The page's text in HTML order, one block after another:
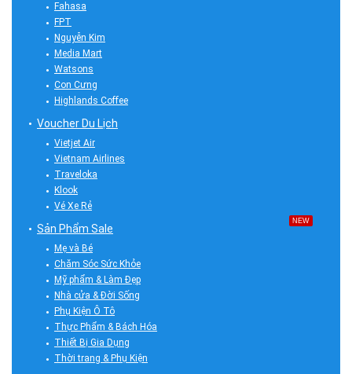
Fahasa
FPT
Nguyễn Kim
Media Mart
Watsons
Con Cưng
Highlands Coffee
Voucher Du Lịch
Vietjet Air
Vietnam Airlines
Traveloka
Klook
Vé Xe Rẻ
Sản Phẩm Sale
NEW
Mẹ và Bé
Chăm Sóc Sức Khỏe
Mỹ phẩm & Làm Đẹp
Nhà cửa & Đời Sống
Phụ Kiện Ô Tô
Thực Phẩm & Bách Hóa
Thiết Bị Gia Dụng
Thời trang & Phụ Kiện